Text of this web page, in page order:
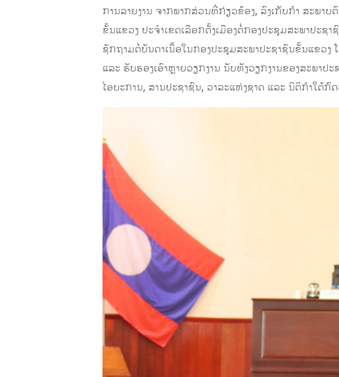
ການລາຍງານ ຈາກພາກສ່ວນທີ່ກ່ຽວຂ້ອງ, ລົງເກັບກໍາ ສະພາ
ຂັ້ນແຂວງ ປະຈໍາເຂດເລືອກຕັ້ງເມືອງຕໍ່ກອງປະຊຸມສະພາປະຊ
ຊັກຖາມຕໍ່ບັນດາເນື້ອໃນກອງປະຊຸມສະພາປະຊາຊົນຂັ້ນແຂວງ
ແລະ ຮັບຮອງເອົາຫຼາຍວຽກງານ ນັບທັງວຽກງານຂອງສະພາ
ໄອຍະການ, ສານປະຊາຊົນ, ວາລະແຫ່ງຊາດ ແລະ ນິຕິກໍາໃຕ້ກົ